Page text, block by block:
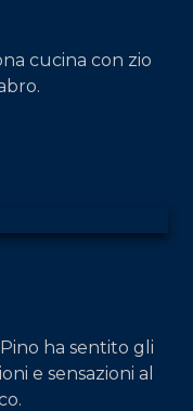
cucina con zio
ha sentito gli
e sensazioni al